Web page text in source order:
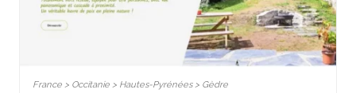
France > Occitanie > Hautes-Pyrénées > Gèdre